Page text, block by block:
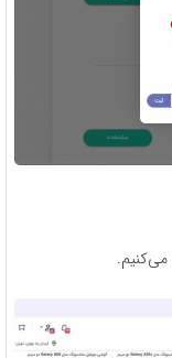
می‌کنیم.